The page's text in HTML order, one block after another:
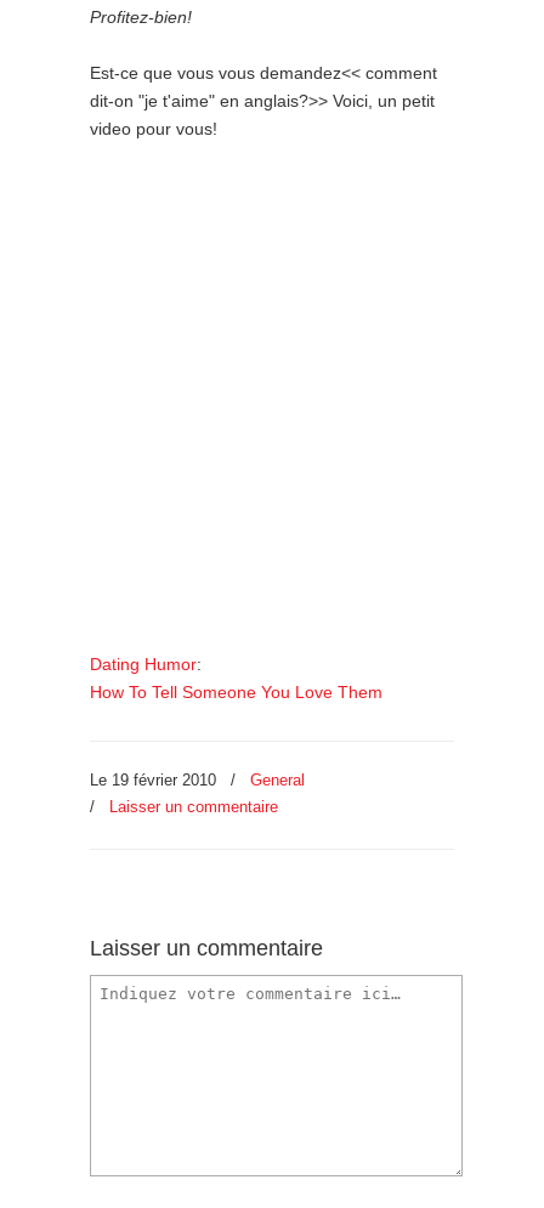
Profitez-bien!
Est-ce que vous vous demandez<< comment
dit-on "je t'aime" en anglais?>> Voici, un petit
video pour vous!
Dating Humor:
How To Tell Someone You Love Them
Le 19 février 2010 /
General
/
Laisser un commentaire
Laisser un commentaire